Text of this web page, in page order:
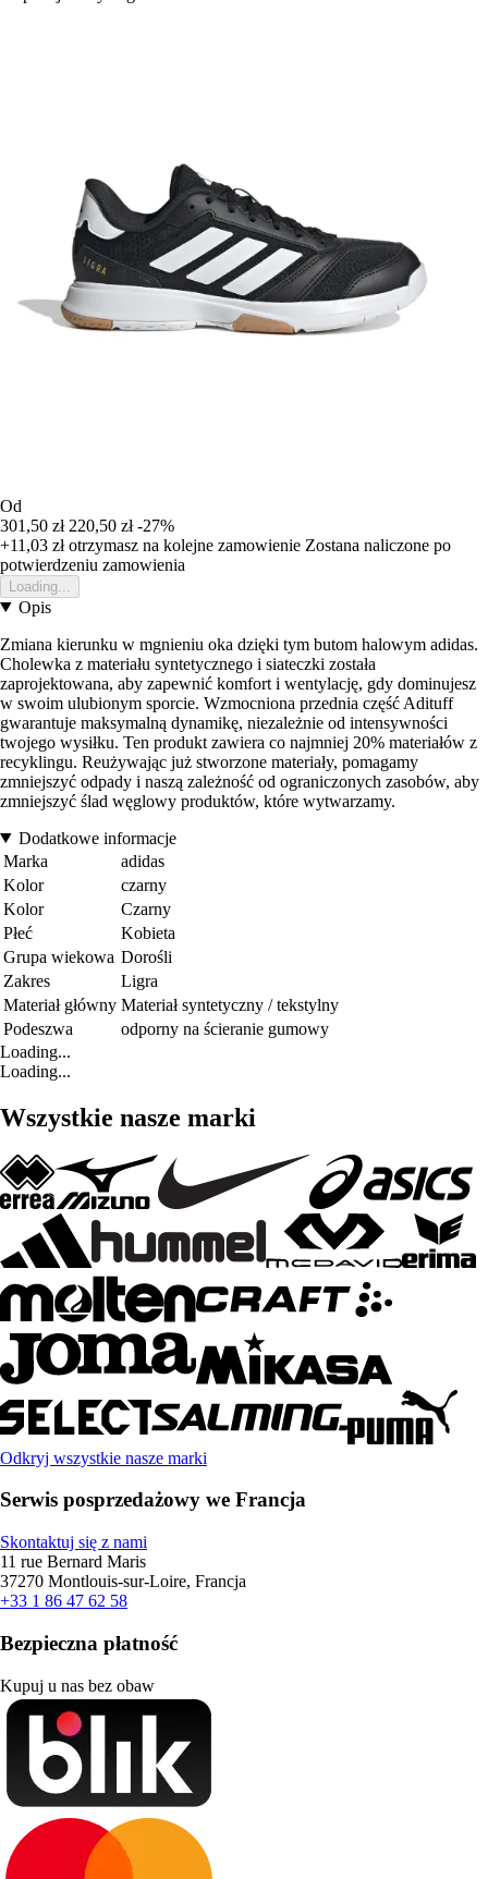
Od
301,50 zł 220,50 zł -27%
+11,03 złotrzymasz na kolejne zamowienie Zostana naliczone po
potwierdzeniu zamowienia
Loading...
Opis
Zmiana kierunku w mgnieniu oka dzięki tym butom halowym adidas.
Cholewka z materiału syntetycznego i siateczki została
zaprojektowana, aby zapewnić komfort i wentylację, gdy dominujesz
w swoim ulubionym sporcie. Wzmocniona przednia część Adituff
gwarantuje maksymalną dynamikę, niezależnie od intensywności
twojego wysiłku. Ten produkt zawiera co najmniej 20% materiałów z
recyklingu. Reużywając już stworzone materiały, pomagamy
zmniejszyć odpady i naszą zależność od ograniczonych zasobów, aby
zmniejszyć ślad węglowy produktów, które wytwarzamy.
Dodatkowe informacje
Marka
adidas
Kolor
czarny
Kolor
Czarny
Płeć
Kobieta
Grupa wiekowa Dorośli
Zakres
Ligra
Materiał główny Materiał syntetyczny / tekstylny
Podeszwa
odporny na ścieranie gumowy
Loading...
Loading...
Wszystkie nasze marki
Odkryj wszystkie nasze marki
Serwis posprzedażowy we Francja
Skontaktuj się z nami
11 rue Bernard Maris
37270 Montlouis-sur-Loire, Francja
+33 1 86 47 62 58
Bezpieczna płatność
Kupuj u nas bez obaw